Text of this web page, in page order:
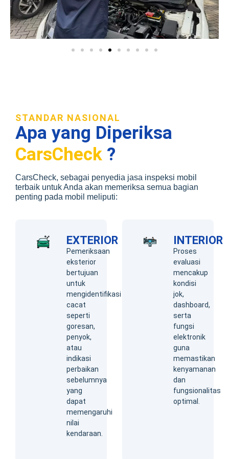
STANDAR NASIONAL
Apa yang Diperiksa
CarsCheck ?
CarsCheck, sebagai penyedia jasa inspeksi mobil
terbaik untuk Anda akan memeriksa semua bagian
penting pada mobil meliputi:
EXTERIOR
Pemeriksaan
eksterior
bertujuan
untuk
mengidentifikasi
cacat
seperti
goresan,
penyok,
atau
indikasi
perbaikan
sebelumnya
yang
dapat
memengaruhi
nilai
kendaraan.
INTERIOR
Proses
evaluasi
mencakup
kondisi
jok,
dashboard,
serta
fungsi
elektronik
guna
memastikan
kenyamanan
dan
fungsionalitas
optimal.